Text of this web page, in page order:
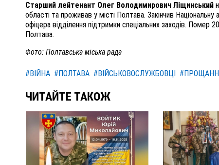
Старший лейтенант Олег Володимирович Ліщинський
області та проживав у місті Полтава. Закінчив
офіцера відділення підтримки спеціальних заходів. Помер
Полтава.
Фото: Полтавська міська рада
#ВІЙНА #ПОЛТАВА #ВІЙСЬКОВОСЛУЖБОВЦІ
ЧИТАЙТЕ ТАКОЖ